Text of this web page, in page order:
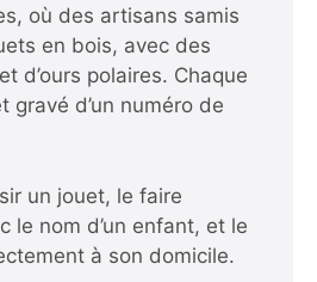
où des artisans samis
en bois, avec des
d’ours polaires. Chaque
gravé d’un numéro de
un jouet, le faire
le nom d’un enfant, et le
à son domicile.